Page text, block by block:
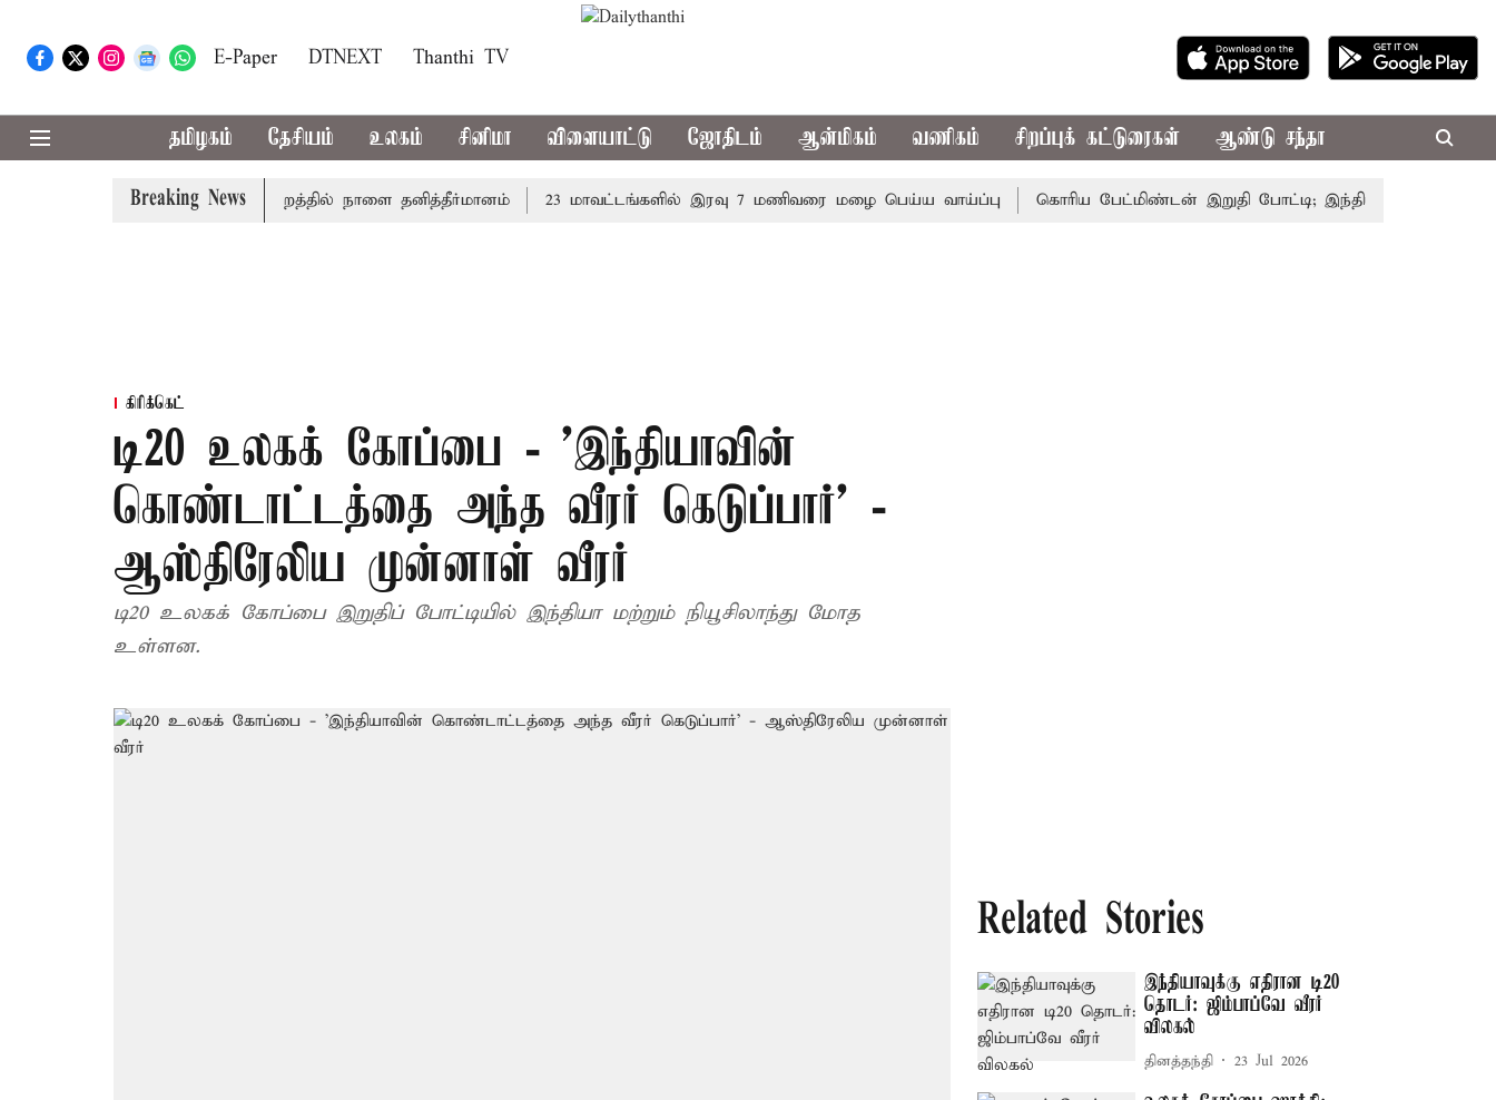
E-Paper DTNEXT Thanthi TV
தமிழகம் தேசியம் உலகம் சினிமா விளையாட்டு ஜோதிடம் ஆன்மிகம் வணிகம் சிறப்புக் கட்டுரைகள் ஆண்டு சந்தா
Breaking News
தமிழ்த்தாய் வாழ்த்து: சட்டமன்றத்தில் நாளை தனித்தீர்மானம் 23 மாவட்டங்களில் இரவு 7 மணிவரை மழை பெய்ய வாய்ப்பு கொரிய பேட்மிண்டன் இறுதி போட்டி; இந்திய வீராங்கனை
கிரிக்கெட்
டி20 உலகக் கோப்பை - ’இந்தியாவின்
கொண்டாட்டத்தை அந்த வீரர் கெடுப்பார்’ -
ஆஸ்திரேலிய முன்னாள் வீரர்
டி20 உலகக் கோப்பை இறுதிப் போட்டியில் இந்தியா மற்றும் நியூசிலாந்து மோத
உள்ளன.
Related Stories
இந்தியாவுக்கு எதிரான டி20
தொடர்: ஜிம்பாப்வே வீரர்
விலகல்
தினத்தந்தி 23 Jul 2026